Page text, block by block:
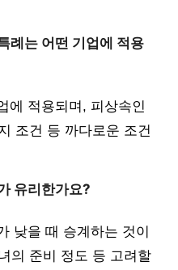
례는 어떤 기업에 적용
에 적용되며, 피상속인
조건 등 까다로운 조건
유리한가요?
낮을 때 승계하는 것이
의 준비 정도 등 고려할